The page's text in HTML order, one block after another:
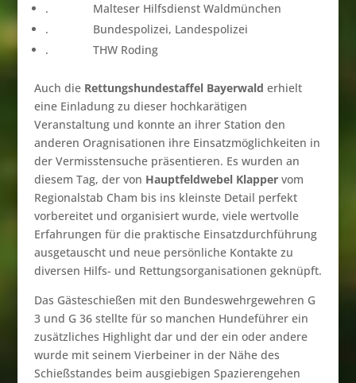
. Malteser Hilfsdienst Waldmünchen
. Bundespolizei, Landespolizei
. THW Roding
Auch dieRettungshundestaffel Bayerwald erhielt
eine Einladung zu dieser hochkarätigen
Veranstaltung und konnte an ihrer Station den
anderen Oragnisationen ihre Einsatzmöglichkeiten in
der Vermisstensuche präsentieren. Es wurden an
diesem Tag, der von Hauptfeldwebel Klappervom
Regionalstab Cham bis ins kleinste Detail perfekt
vorbereitet und organisiert wurde, viele wertvolle
Erfahrungen für die praktische Einsatzdurchführung
ausgetauscht und neue persönliche Kontakte zu
diversen Hilfs- und Rettungsorganisationen geknüpft.
Das Gästeschießen mit den Bundeswehrgewehren G
3 und G 36 stellte für so manchen Hundeführer ein
zusätzliches Highlight dar und der ein oder andere
wurde mit seinem Vierbeiner in der Nähe des
Schießstandes beim ausgiebigen Spazierengehen